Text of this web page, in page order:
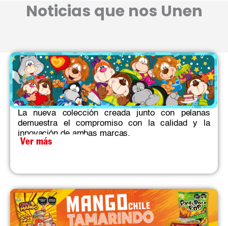
Noticias que nos Unen
La nueva colección creada junto con pelanas
demuestra el compromiso con la calidad y la
innovación de ambas marcas.​
Ver más